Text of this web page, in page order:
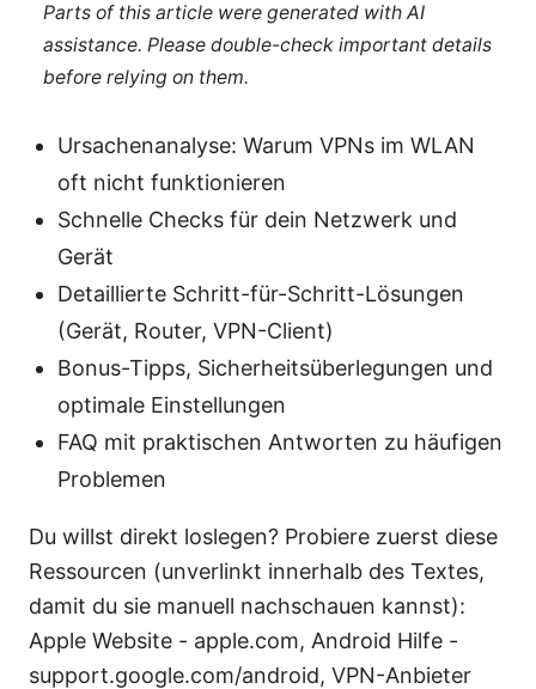
Parts of this article were generated with AI
assistance. Please double-check important details
before relying on them.
Ursachenanalyse: Warum VPNs im WLAN
oft nicht funktionieren
Schnelle Checks für dein Netzwerk und
Gerät
Detaillierte Schritt-für-Schritt-Lösungen
(Gerät, Router, VPN-Client)
Bonus-Tipps, Sicherheitsüberlegungen und
optimale Einstellungen
FAQ mit praktischen Antworten zu häufigen
Problemen
Du willst direkt loslegen? Probiere zuerst diese
Ressourcen (unverlinkt innerhalb des Textes,
damit du sie manuell nachschauen kannst):
Apple Website - apple.com, Android Hilfe -
support.google.com/android, VPN-Anbieter